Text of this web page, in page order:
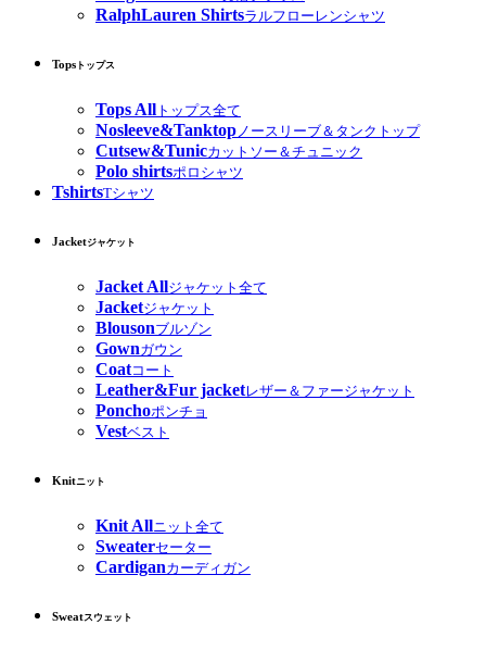
RalphLauren Shirtsラルフローレンシャツ
Tops トップス
Tops All トップス全て
Nosleeve&Tanktop ノースリーブ＆タンクトップ
Cutsew&Tunicカットソー＆チュニック
Polo shirtsポロシャツ
TshirtsTシャツ
Jacketジャケット
Jacket Allジャケット全て
Jacketジャケット
Blousonブルゾン
Gownガウン
Coatコート
Leather&Fur jacketレザー＆ファージャケット
Ponchoポンチョ
Vestベスト
Knitニット
Knit Allニット全て
Sweaterセーター
Cardiganカーディガン
Sweatスウェット